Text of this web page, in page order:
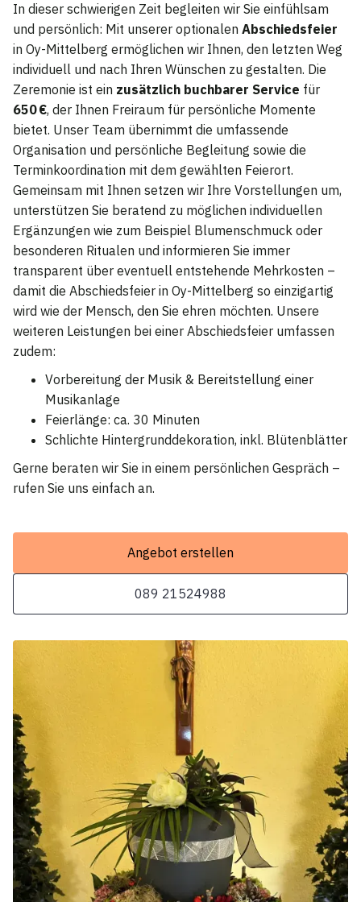
In dieser schwierigen Zeit begleiten wir Sie einfühlsam
und persönlich: Mit unserer optionalen Abschiedsfeier
in Oy-Mittelberg ermöglichen wir Ihnen, den letzten Weg
individuell und nach Ihren Wünschen zu gestalten. Die
Zeremonie ist ein zusätzlich buchbarer Service für
650 €, der Ihnen Freiraum für persönliche Momente
bietet. Unser Team übernimmt die umfassende
Organisation und persönliche Begleitung sowie die
Terminkoordination mit dem gewählten Feierort.
Gemeinsam mit Ihnen setzen wir Ihre Vorstellungen um,
unterstützen Sie beratend zu möglichen individuellen
Ergänzungen wie zum Beispiel Blumenschmuck oder
besonderen Ritualen und informieren Sie immer
transparent über eventuell entstehende Mehrkosten –
damit die Abschiedsfeier in Oy-Mittelberg so einzigartig
wird wie der Mensch, den Sie ehren möchten. Unsere
weiteren Leistungen bei einer Abschiedsfeier umfassen
zudem:
Vorbereitung der Musik & Bereitstellung einer
Musikanlage
Feierlänge: ca. 30 Minuten
Schlichte Hintergrunddekoration, inkl. Blütenblätter
Gerne beraten wir Sie in einem persönlichen Gespräch –
rufen Sie uns einfach an.
Angebot erstellen
089 21524988